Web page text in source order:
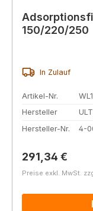
150/220/250
In Zulauf
Artikel-Nr.
Hersteller
ULT
Hersteller-Nr.
4-
Regulärer Preis:
291,34 €
Preise exkl. MwSt.